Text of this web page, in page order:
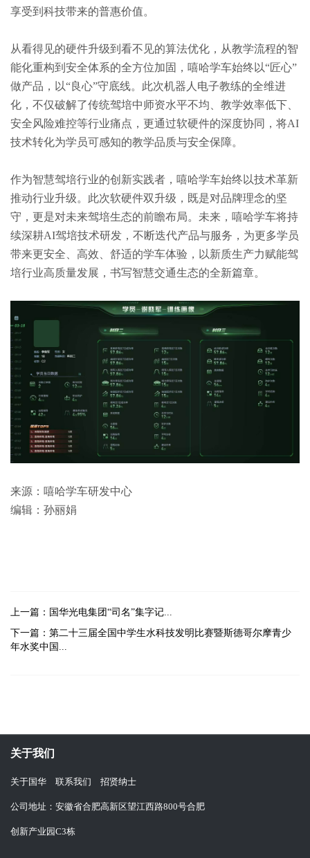
享受到科技带来的普惠价值。
从看得见的硬件升级到看不见的算法优化，从教学流程的智
能化重构到安全体系的全方位加固，嘻哈学车始终以“匠心”
做产品，以“良心”守底线。此次机器人电子教练的全维进
化，不仅破解了传统驾培中师资水平不均、教学效率低下、
安全风险难控等行业痛点，更通过软硬件的深度协同，将AI
技术转化为学员可感知的教学品质与安全保障。
作为智慧驾培行业的创新实践者，嘻哈学车始终以技术革新
推动行业升级。此次软硬件双升级，既是对品牌理念的坚
守，更是对未来驾培生态的前瞻布局。未来，嘻哈学车将持
续深耕AI驾培技术研发，不断迭代产品与服务，为更多学员
带来更安全、高效、舒适的学车体验，以新质生产力赋能驾
培行业高质量发展，书写智慧交通生态的全新篇章。
来源：嘻哈学车研发中心
编辑：孙丽娟
上一篇：国华光电集团“司名”集字记...
下一篇：第二十三届全国中学生水科技发明比赛暨斯德哥尔摩青少
年水奖中国...
关于我们
关于国华 联系我们 招贤纳士
公司地址：安徽省合肥高新区望江西路800号合肥
创新产业园C3栋